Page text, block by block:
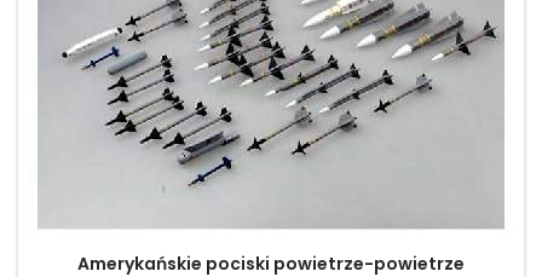
Amerykańskie pociski powietrze-powietrze